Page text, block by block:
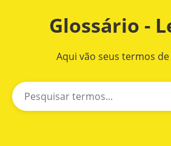
Glossário -
Aqui vão seus termos